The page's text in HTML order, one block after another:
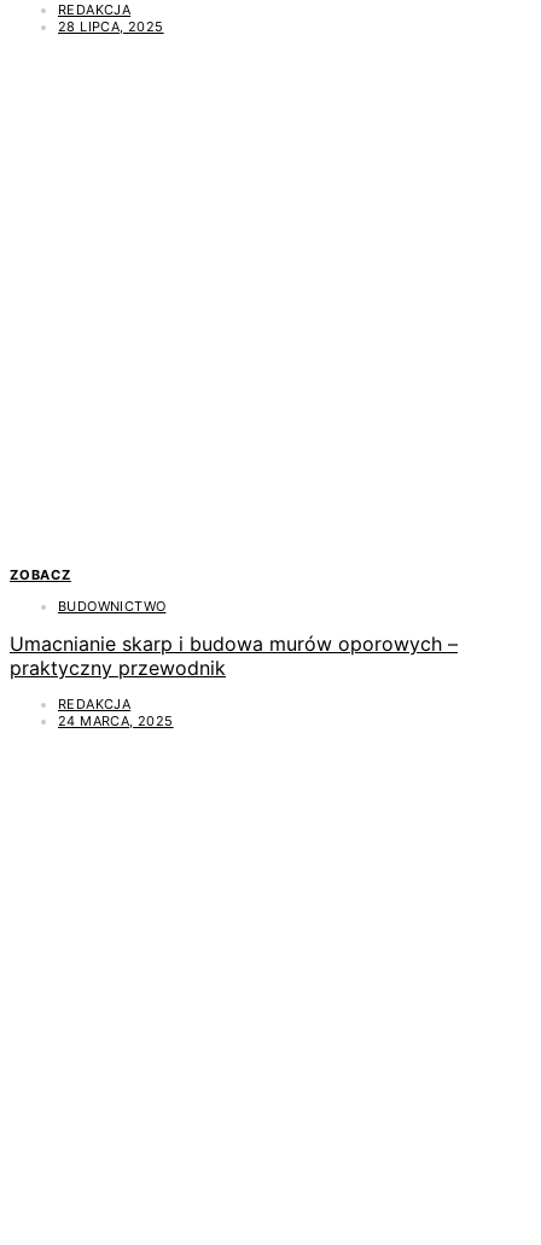
REDAKCJA
28 LIPCA, 2025
ZOBACZ
BUDOWNICTWO
Umacnianie skarp i budowa murów oporowych –
praktyczny przewodnik
REDAKCJA
24 MARCA, 2025